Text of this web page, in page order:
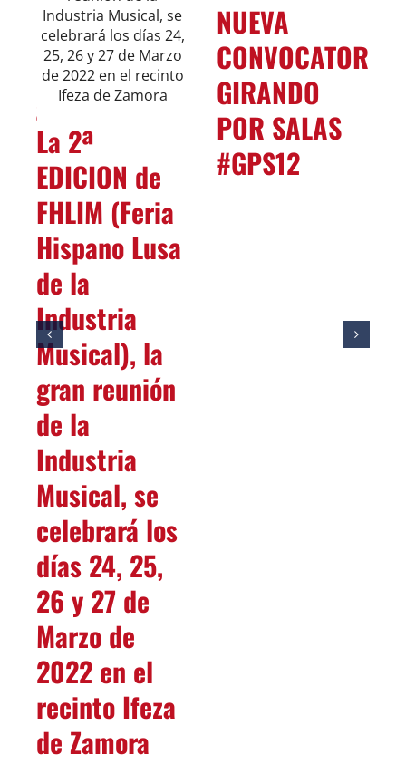
La 2ª
EDICION de
FHLIM (Feria
Hispano Lusa
de la
Industria
Musical), la
gran reunión
de la
Industria
Musical, se
celebrará los
días 24, 25,
26 y 27 de
Marzo de
2022 en el
recinto Ifeza
de Zamora
NUEVA
CONVOCATORIA
GIRANDO
POR SALAS
#GPS12